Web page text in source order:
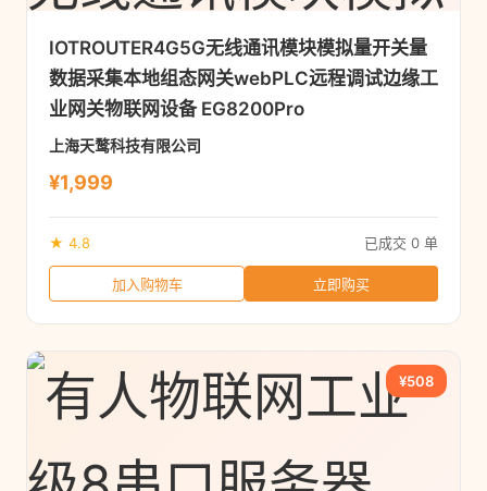
IOTROUTER4G5G无线通讯模块模拟量开关量
数据采集本地组态网关webPLC远程调试边缘工
业网关物联网设备 EG8200Pro
上海天鹜科技有限公司
¥1,999
★ 4.8 已成交 0 单
加入购物车 立即购买
¥508